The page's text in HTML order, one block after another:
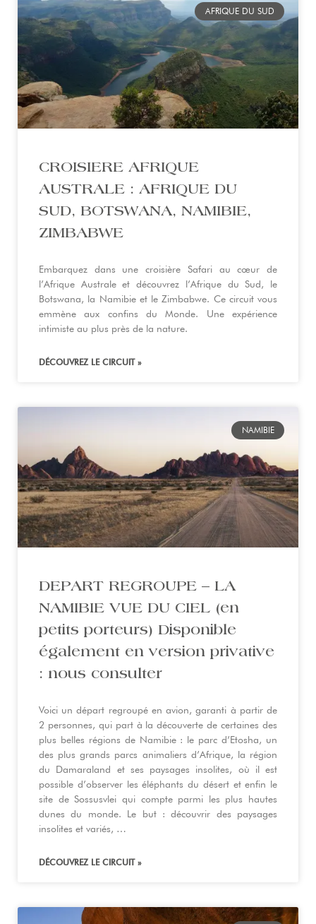
AFRIQUE DU SUD
CROISIERE AFRIQUE
AUSTRALE : AFRIQUE DU
SUD, BOTSWANA, NAMIBIE,
ZIMBABWE
Embarquez dans une croisière Safari au cœur de
l’Afrique Australe et découvrez l’Afrique du Sud, le
Botswana, la Namibie et le Zimbabwe. Ce circuit vous
emmène aux confins du Monde. Une expérience
intimiste au plus près de la nature.
DÉCOUVREZ LE CIRCUIT »
NAMIBIE
DEPART REGROUPE – LA
NAMIBIE VUE DU CIEL (en
petits porteurs) Disponible
également en version privative
: nous consulter
Voici un départ regroupé en avion, garanti à partir de
2 personnes, qui part à la découverte de certaines des
plus belles régions de Namibie : le parc d’Etosha, un
des plus grands parcs animaliers d’Afrique, la région
du Damaraland et ses paysages insolites, où il est
possible d’observer les éléphants du désert et enfin le
site de Sossusvlei qui compte parmi les plus hautes
dunes du monde. Le but : découvrir des paysages
insolites et variés, …
DÉCOUVREZ LE CIRCUIT »